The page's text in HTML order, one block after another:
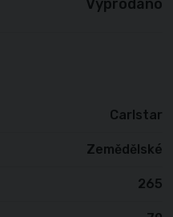
Vyprodáno
Carlstar
Zemědělské
265